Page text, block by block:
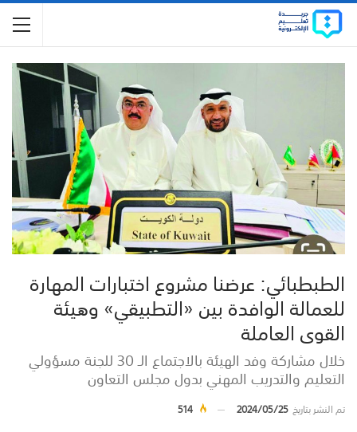
الطبطبائي: عرضنا مشروع اختبارات المهارة
للعمالة الوافدة بين «التطبيقي» وهيئة
القوى العاملة
خلال مشاركة وفد الهيئة بالاجتماع الـ 30 للجنة مسؤولي
التعليم والتدريب المهني بدول مجلس التعاون
تم النشر بتاريخ2024/05/25
514